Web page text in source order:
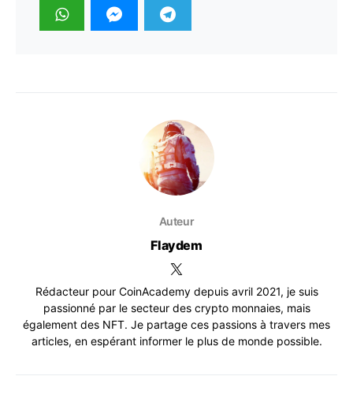
Auteur
Flaydem
Rédacteur pour CoinAcademy depuis avril 2021, je suis
passionné par le secteur des crypto monnaies, mais
également des NFT. Je partage ces passions à travers mes
articles, en espérant informer le plus de monde possible.